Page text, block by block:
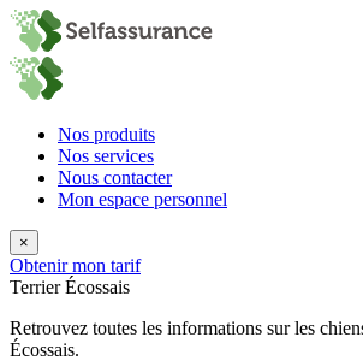
Nos produits
Nos services
Nous contacter
Mon espace personnel
×
Obtenir mon tarif
Terrier Écossais
Retrouvez toutes les informations sur les
Écossais.